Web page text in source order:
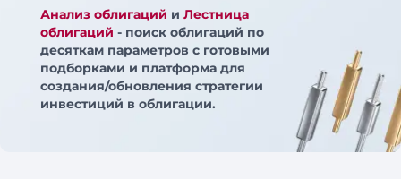
Анализ облигаций и Лестница
облигаций - поиск облигаций по
десяткам параметров с готовыми
подборками и платформа для
создания/обновления стратегии
инвестиций в облигации.